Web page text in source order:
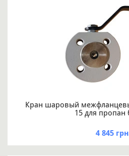
Кран шаровый
15 для пропан
4 845